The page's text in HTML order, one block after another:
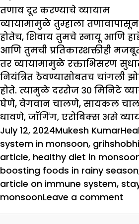
तणाव दूर करण्याचे व्यायाम
व्यायामामुळे तुम्हाला
होतेच, शिवाय तुमचे स्नायू आणि
आणि तुमची प्रतिकारशक्तीही
तर व्यायामामुळे रक्ताभिसरण
नियंत्रित ठेवण्यासोबतच चांगली
होते. त्यामुळे दररोज ३० मिनिटे
घेणे, वेगवान चालणे, सायकल
धावणे, जॉगिंग, एरोबिक्स असे
Posted
on
July 12, 2024Author
Mukesh Kumar
system in monsoon,
article, healthy diet in
boosting foods in rainy season
article on immune system,
monsoonLeave a comment